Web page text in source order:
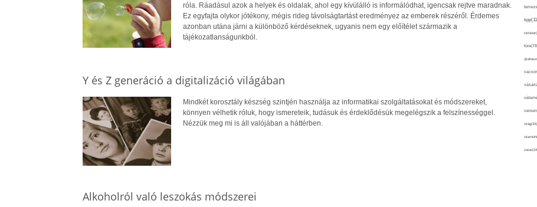
róla. Ráadásul azok a helyek és oldalak, ahol egy kívülálló is informálódhat, igencsak rejtve maradnak.
Ez egyfajta olykor jótékony, mégis rideg távolságtartást eredményez az emberek részéről. Érdemes
azonban utána járni a különböző kérdéseknek, ugyanis nem egy előítélet származik a
tájékozatlanságunkból.
Y és Z generáció a digitalizáció világában
Mindkét korosztály készség szintjén használja az informatikai szolgáltatásokat és módszereket,
könnyen vélhetik róluk, hogy ismereteik, tudásuk és érdeklődésük megelégszik a felszínességgel.
Nézzük meg mi is áll valójában a háttérben.
Alkoholról való leszokás módszerei
virág(34),